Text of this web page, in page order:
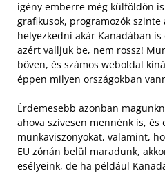
igény emberre még külföldön
grafikusok, programozók
helyezkedni akár Kanadában
azért valljuk be, nem rossz!
bőven, és számos weboldal
éppen milyen országokban
Érdemesebb azonban
ahova szívesen mennénk is, és
munkaviszonyokat, valamint,
EU zónán belül maradunk,
esélyeink, de ha például